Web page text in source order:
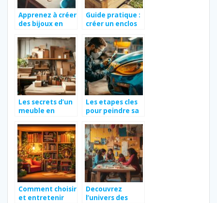
Apprenez à créer
des bijoux en
techniques et
méthodes pour
débutants
Guide pratique :
créer un enclos
votre poulailler
Les secrets d’un
meuble en
durable
Les etapes cles
pour peindre sa
meme : conseils
d’experts et
techniques
professionnelles
Comment choisir
et entretenir
Decouvrez
l’univers des